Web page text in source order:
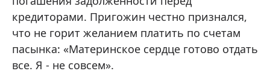
кредиторами. Пригожин честно признался,
что не горит желанием платить по счетам
пасынка: «Материнское сердце готово отдать
все. Я - не совсем».